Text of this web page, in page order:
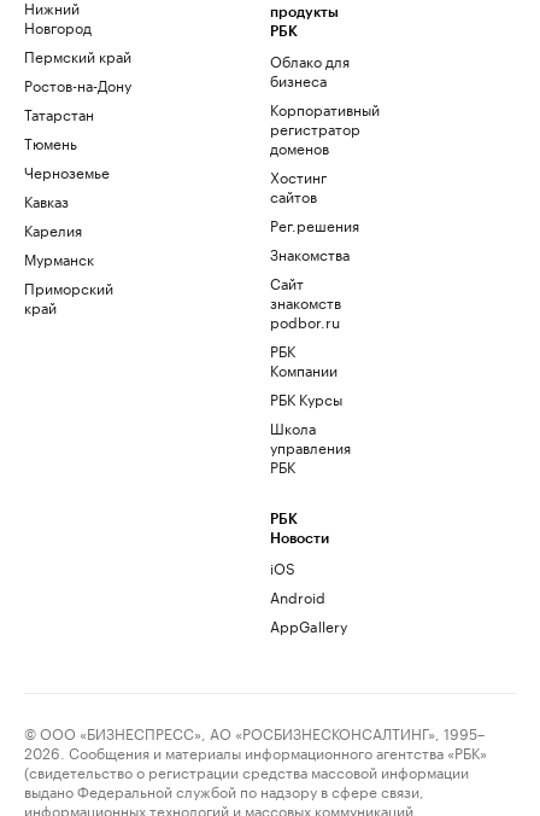
Нижний
Новгород
Пермский край
Ростов-на-Дону
Татарстан
Тюмень
Черноземье
Кавказ
Карелия
Мурманск
Приморский
край
продукты
РБК
Облако для
бизнеса
Корпоративный
регистратор
доменов
Хостинг
сайтов
Рег.решения
Знакомства
Сайт
знакомств
podbor.ru
РБК
Компании
РБК Курсы
Школа
управления
РБК
РБК
Новости
iOS
Android
AppGallery
© ООО «БИЗНЕСПРЕСС», АО «РОСБИЗНЕСКОНСАЛТИНГ», 1995–
2026. Сообщения и материалы информационного агентства «РБК»
(свидетельство о регистрации средства массовой информации
выдано Федеральной службой по надзору в сфере связи,
информационных технологий и массовых коммуникаций